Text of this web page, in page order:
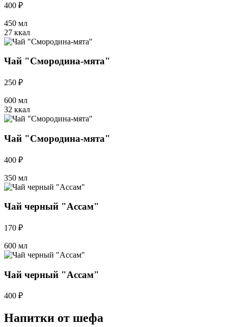
400 ₽
450 мл
27 ккал
Чай "Смородина-мята"
250 ₽
600 мл
32 ккал
Чай "Смородина-мята"
400 ₽
350 мл
Чай черный "Ассам"
170 ₽
600 мл
Чай черный "Ассам"
400 ₽
Напитки от шефа